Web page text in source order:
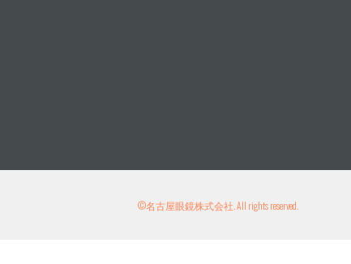
©名古屋眼鏡株式会社 . All rights reserved.